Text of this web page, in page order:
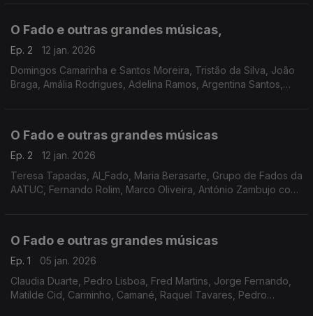
O Fado e outras grandes músicas,
Ep. 2
12 jan. 2026
Domingos Camarinha e Santos Moreira, Tristão da Silva, João
Braga, Amália Rodrigues, Adelina Ramos, Argentina Santos,
O Fado e outras grandes músicas
Ep. 2
12 jan. 2026
Teresa Tapadas, Al_Fado, Maria Berasarte, Grupo de Fados da
AATUC, Fernando Rolim, Marco Oliveira, António Zambujo com
O Fado e outras grandes músicas
Ep. 1
05 jan. 2026
Claudia Duarte, Pedro Lisboa, Fred Martins, Jorge Fernando,
Matilde Cid, Carminho, Camané, Raquel Tavares, Pedro